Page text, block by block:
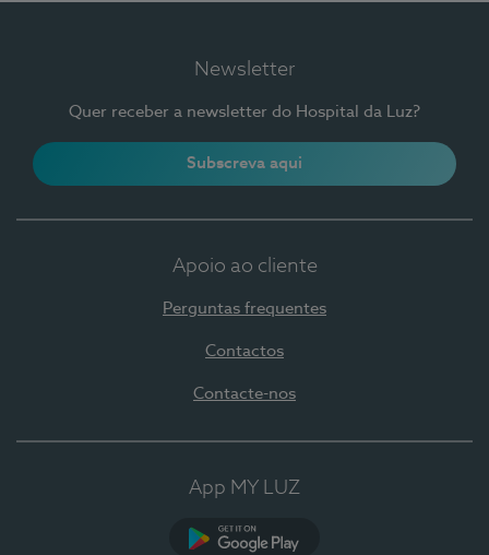
Newsletter
Quer receber a newsletter do Hospital da Luz?
Subscreva aqui
Apoio ao cliente
Perguntas frequentes
Contactos
Contacte-nos
App MY LUZ